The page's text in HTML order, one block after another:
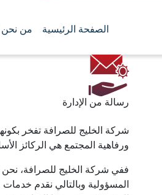
الصفحة الرئيسية من نحن
رسالة من الإدارة
شركة الخليج للصرافة تفخر
ورفاهية المجتمع هي الركائز
ففي شركة الخليج للصرافة، نحن
المسؤولية وبالتالي نقدم